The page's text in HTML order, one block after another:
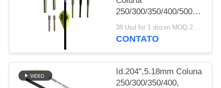
250/300/350/400/500/600/
Peso mais leve
Pequeno Diâmetro Alvo
38 Usd for 1 dozen MOQ:2 dúzias
CONTATO
Id.204",5.18mm Coluna
250/300/350/400,